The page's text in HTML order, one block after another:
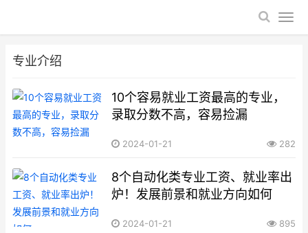
专业介绍
10个容易就业工资最高的专业，
录取分数不高，容易捡漏
2024-01-21 282
8个自动化类专业工资、就业率出
炉！发展前景和就业方向如何
2024-01-21 895